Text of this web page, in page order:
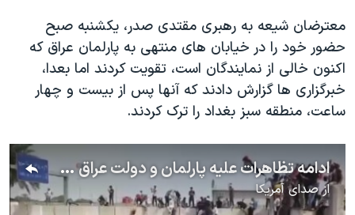
معترضان شیعه به رهبری مقتدی صدر، یکشنبه صبح
حضور خود را در خیابان های منتهی به پارلمان عراق که
اکنون خالی از نمایندگان است، تقویت کردند اما بعدا،
خبرگزاری ها گزارش دادند که آنها پس از بیست و چهار
ساعت، منطقه سبز بغداد را ترک کردند.
ادامه تظاهرات علیه پارلمان و دولت عراق در بغداد؛ معترضان بار دیگر وارد منطقه سبز شدند
ازصدای آمریکا